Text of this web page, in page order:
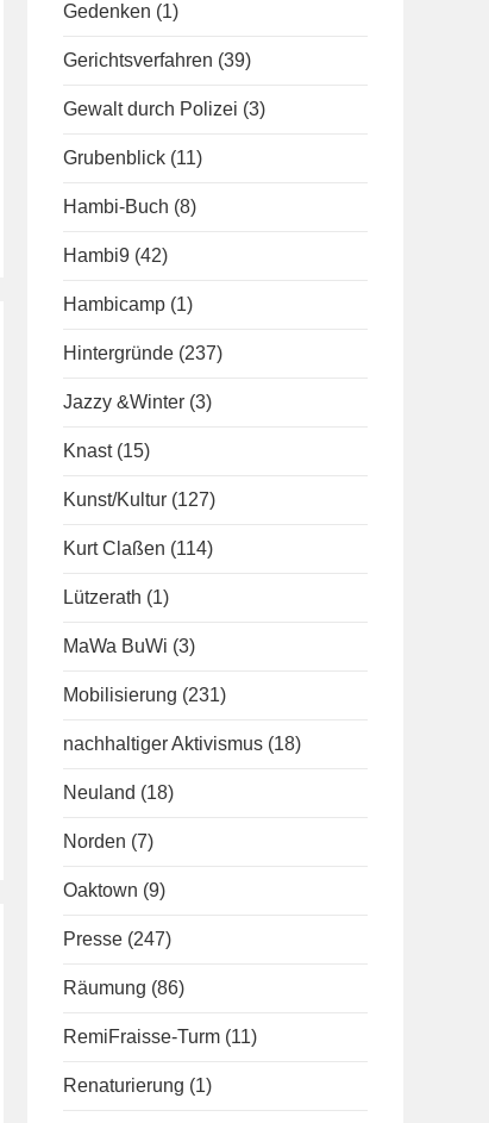
Gedenken (1)
Gerichtsverfahren (39)
Gewalt durch Polizei (3)
Grubenblick (11)
Hambi-Buch (8)
Hambi9 (42)
Hambicamp (1)
Hintergründe (237)
Jazzy &Winter (3)
Knast (15)
Kunst/Kultur (127)
Kurt Claßen (114)
Lützerath (1)
MaWa BuWi (3)
Mobilisierung (231)
nachhaltiger Aktivismus (18)
Neuland (18)
Norden (7)
Oaktown (9)
Presse (247)
Räumung (86)
RemiFraisse-Turm (11)
Renaturierung (1)